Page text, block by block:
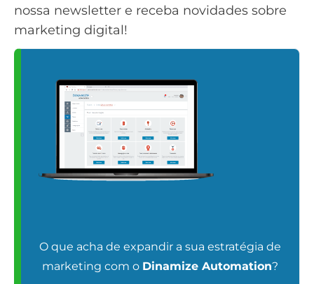
nossa newsletter e receba novidades sobre
marketing digital!
O que acha de expandir a sua estratégia de
marketing com o Dinamize Automation?